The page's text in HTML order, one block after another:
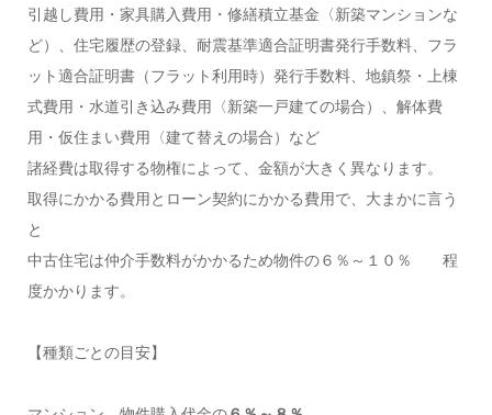
引越し費用・家具購入費用・修繕積立基金〈新築マンションな
ど）、住宅履歴の登録、耐震基準適合証明書発行手数料、フラ
ット適合証明書（フラット利用時）発行手数料、地鎮祭・上棟
式費用・水道引き込み費用〈新築一戸建ての場合）、解体費
用・仮住まい費用〈建て替えの場合）など
諸経費は取得する物権によって、金額が大きく異なります。
取得にかかる費用とローン契約にかかる費用で、大まかに言う
と
中古住宅は仲介手数料がかかるため物件の６％～１０％ 程
度かかります。
【種類ごとの目安】